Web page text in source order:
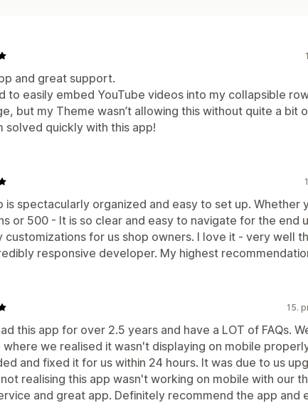
and great support.
to easily embed YouTube videos into my collapsible
but my Theme wasn’t allowing this without quite a bit
solved quickly with this app!
is spectacularly organized and easy to set up. Whether
or 500 - It is so clear and easy to navigate for the end
customizations for us shop owners. I love it - very well
responsive developer. My highest
15.
this app for over 2.5 years and have a LOT of FAQs.
where we realised it wasn't displaying on mobile
and fixed it for us within 24 hours. It was due to us
realising this app wasn't working on mobile with our
and great app. Definitely recommend the app and